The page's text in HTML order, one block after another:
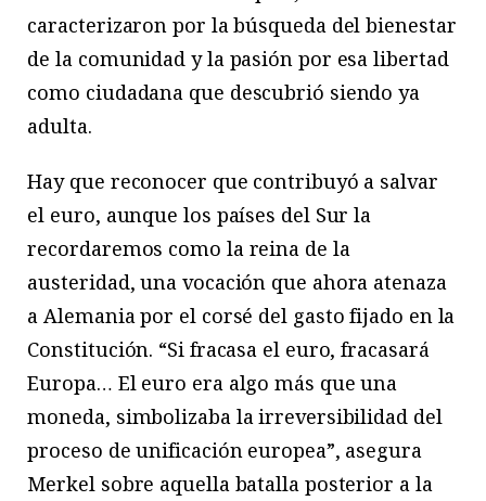
caracterizaron por la búsqueda del bienestar
de la comunidad y la pasión por esa libertad
como ciudadana que descubrió siendo ya
adulta.
Hay que reconocer que contribuyó a salvar
el euro, aunque los países del Sur la
recordaremos como la reina de la
austeridad, una vocación que ahora atenaza
a Alemania por el corsé del gasto fijado en la
Constitución. “Si fracasa el euro, fracasará
Europa… El euro era algo más que una
moneda, simbolizaba la irreversibilidad del
proceso de unificación europea”, asegura
Merkel sobre aquella batalla posterior a la